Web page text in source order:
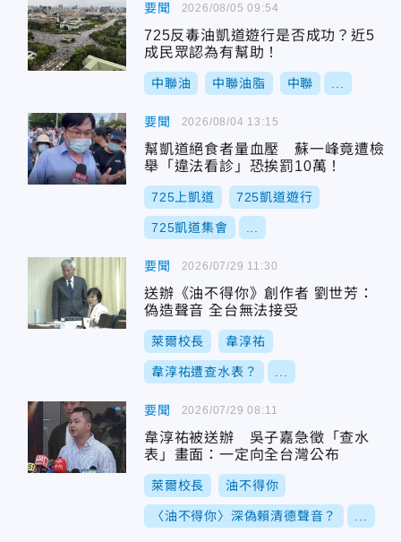
要聞
725反毒油凱道遊行是否成功？近5
成民眾認為有幫助！
中聯油 中聯油脂 中聯
2026/08/05 09:54
要聞
幫凱道絕食者量血壓 蘇一峰竟遭檢
舉「違法看診」恐挨罰10萬！
725上凱道 725凱道遊行
725凱道集會
2026/08/04 13:15
要聞
送辦《油不得你》創作者 劉世芳：
偽造聲音 全台無法接受
萊爾校長 韋淳祐
韋淳祐遭查水表？
2026/07/29 11:30
要聞
韋淳祐被送辦 吳子嘉急徵「查水
表」畫面：一定向全台灣公布
萊爾校長 油不得你
〈油不得你〉深偽賴清德聲音？
2026/07/29 08:11